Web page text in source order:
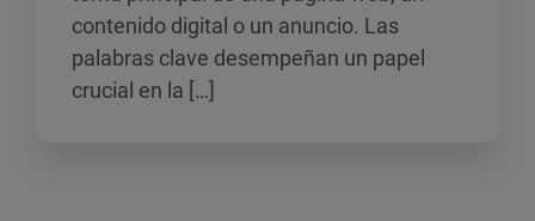
contenido digital o un anuncio. Las
palabras clave desempeñan un papel
crucial en la […]